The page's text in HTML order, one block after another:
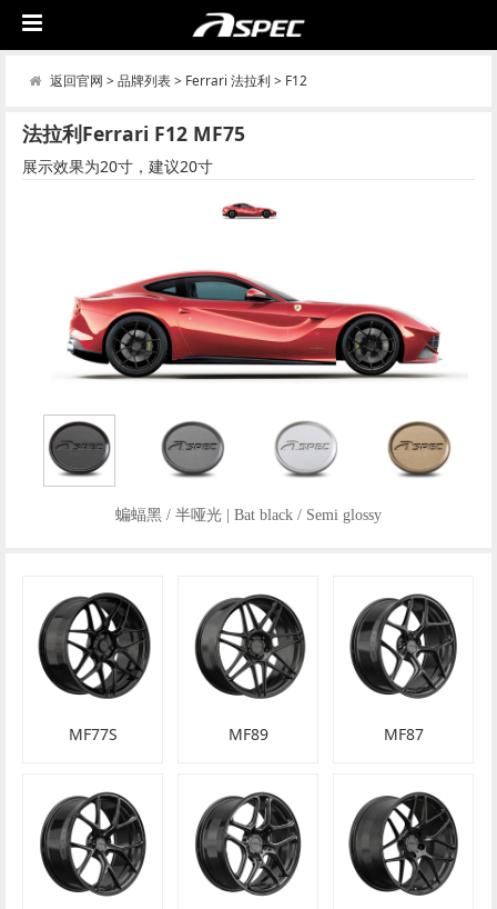
返回官网 > 品牌列表> Ferrari 法拉利 > F12
法拉利Ferrari F12 MF75
展示效果为20寸，建议20寸
蝙蝠黑 / 半哑光 | Bat black / Semi glossy
MF77S MF89 MF87